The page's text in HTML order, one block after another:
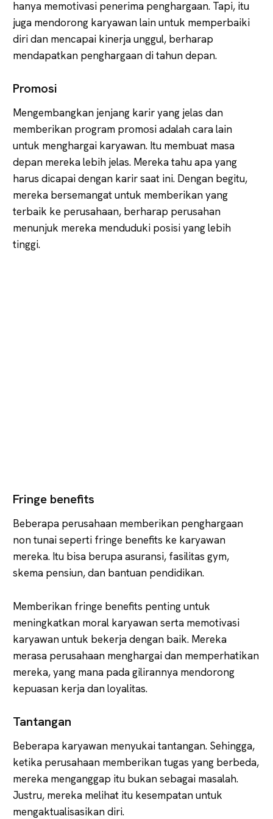
hanya memotivasi penerima penghargaan. Tapi, itu
juga mendorong karyawan lain untuk memperbaiki
diri dan mencapai kinerja unggul, berharap
mendapatkan penghargaan di tahun depan.
Promosi
Mengembangkan jenjang karir yang jelas dan
memberikan program promosi adalah cara lain
untuk menghargai karyawan. Itu membuat masa
depan mereka lebih jelas. Mereka tahu apa yang
harus dicapai dengan karir saat ini. Dengan begitu,
mereka bersemangat untuk memberikan yang
terbaik ke perusahaan, berharap perusahan
menunjuk mereka menduduki posisi yang lebih
tinggi.
Fringe benefits
Beberapa perusahaan memberikan penghargaan
non tunai seperti fringe benefits ke karyawan
mereka. Itu bisa berupa asuransi, fasilitas gym,
skema pensiun, dan bantuan pendidikan.
Memberikan fringe benefits penting untuk
meningkatkan moral karyawan serta memotivasi
karyawan untuk bekerja dengan baik. Mereka
merasa perusahaan menghargai dan memperhatikan
mereka, yang mana pada gilirannya mendorong
kepuasan kerja dan loyalitas.
Tantangan
Beberapa karyawan menyukai tantangan. Sehingga,
ketika perusahaan memberikan tugas yang berbeda,
mereka menganggap itu bukan sebagai masalah.
Justru, mereka melihat itu kesempatan untuk
mengaktualisasikan diri.